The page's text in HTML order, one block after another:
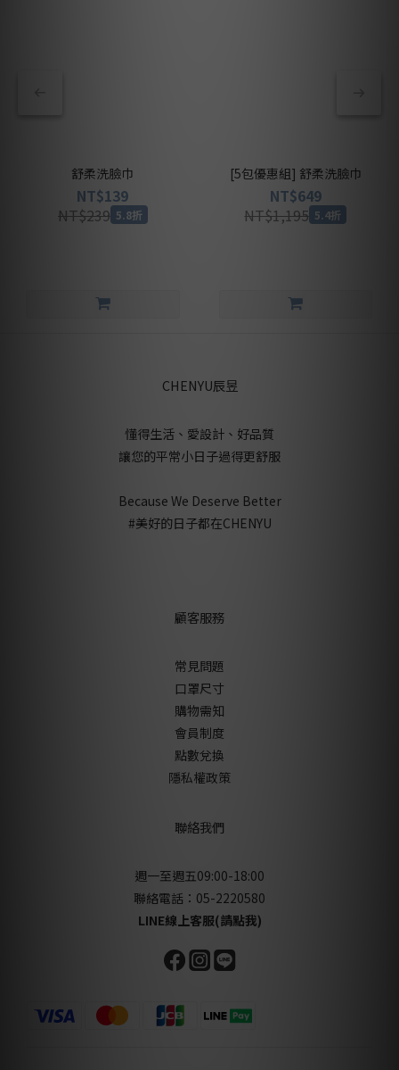
舒柔洗臉巾
NT$139
NT$239 5.8折
[5包優惠組] 舒柔洗臉巾
NT$649
NT$1,195 5.4折
CHENYU辰昱
懂得生活、愛設計、好品質
讓您的平常小日子過得更舒服
Because We Deserve Better
#美好的日子都在CHENYU
顧客服務
常見問題
口罩尺寸
購物需知
會員制度
點數兌換
隱私權政策
聯絡我們
週一至週五09:00-18:00
聯絡電話：05-2220580
LINE線上客服(請點我)